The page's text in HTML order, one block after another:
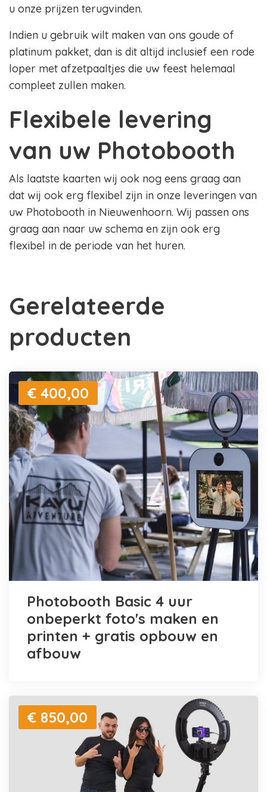
u onze prijzen terugvinden.
Indien u gebruik wilt maken van ons goude of
platinum pakket, dan is dit altijd inclusief een rode
loper met afzetpaaltjes die uw feest helemaal
compleet zullen maken.
Flexibele levering
van uw Photobooth
Als laatste kaarten wij ook nog eens graag aan
dat wij ook erg flexibel zijn in onze leveringen van
uw Photobooth in Nieuwenhoorn. Wij passen ons
graag aan naar uw schema en zijn ook erg
flexibel in de periode van het huren.
Gerelateerde
producten
€ 400,00
Photobooth Basic 4 uur
onbeperkt foto's maken en
printen + gratis opbouw en
afbouw
€ 850,00